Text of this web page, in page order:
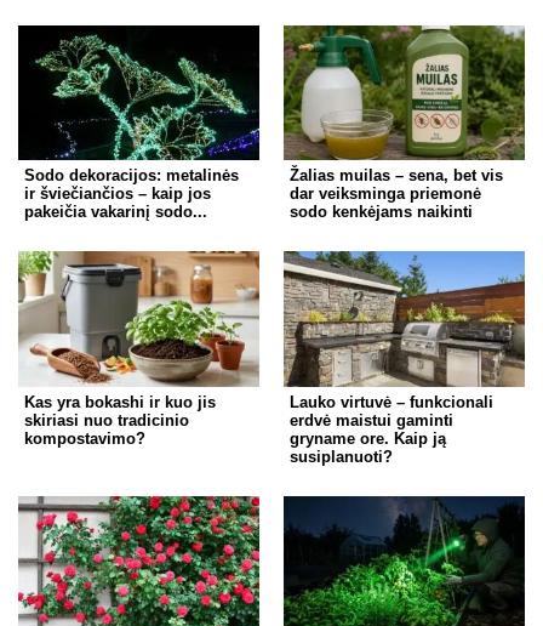
Sodo dekoracijos: metalinės
ir šviečiančios – kaip jos
pakeičia vakarinį sodo...
Žalias muilas – sena, bet vis
dar veiksminga priemonė
sodo kenkėjams naikinti
Kas yra bokashi ir kuo jis
skiriasi nuo tradicinio
kompostavimo?
Lauko virtuvė – funkcionali
erdvė maistui gaminti
gryname ore. Kaip ją
susiplanuoti?